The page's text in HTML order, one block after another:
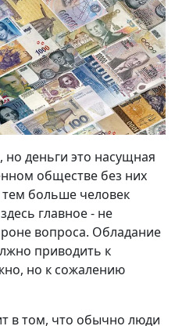
деньги это насущная
обществе без них
больше человек
главное - не
вопроса. Обладание
приводить к
но к сожалению
в том, что обычно люди